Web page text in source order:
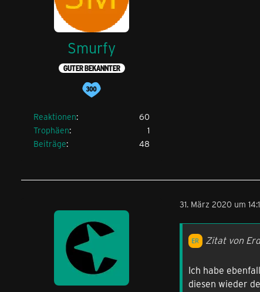
Smurfy
GUTER BEKANNTER
Reaktionen
60
Trophäen
1
Beiträge
48
31. März 2020 um
Zitat von
Ich habe
diesen wieder